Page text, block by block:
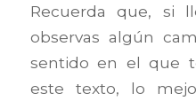
Recuerda que, si
observas algún
sentido en el que
este texto, lo